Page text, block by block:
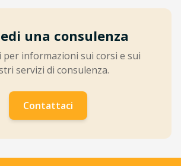
una consulenza
per informazioni sui corsi e sui
servizi di consulenza.
Contattaci